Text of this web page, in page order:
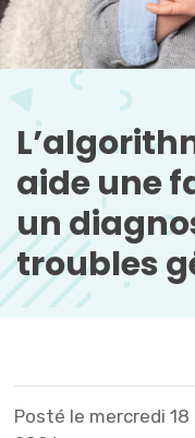
aide une
un
troubles
Posté le mercredi